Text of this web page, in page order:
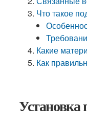
Что такое
Какие
Как
Установка